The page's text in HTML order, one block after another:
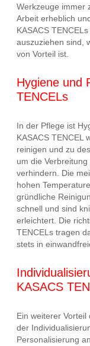
Werkzeuge immer
Arbeit erheblich
KASACS
auszuziehen sind,
von Vorteil ist.
Hygiene und
TENCELs
In der Pflege ist
KASACS TENCEL
reinigen und zu
um die
verhindern. Die
hohen
gründliche
schnell und sind
erleichtert. Die
TENCELs tragen
stets in
KASACS
Ein weiterer Vorteil
der
Personalisierung